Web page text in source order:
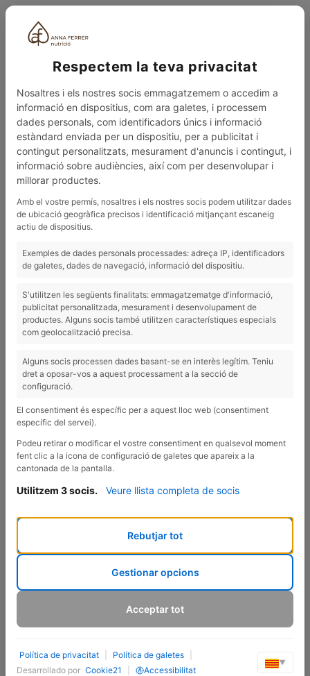
CAT
MENÚ 0
19/09/2025
M'engreixarà menjar fruits secs?
Comença la temporada de fruits secs! 👏🏻 Un dels ingredients
de la tardor que es poden conservar i menjar tot l'any. Ens
💪🏼 Energia
🌰 Greixos saludables
🧠 Proteïna vegetal
🚾 Fibra
😋 I el seu regust de tardor!
Però s'han de consumir torrats o crus? Quina quantitat n'has de
menjar? Et desvetllo alguns secrets en aquest vídeo... 🔝
Respectem la teva privacitat
Nosaltres i els nostres socis emmagatzemem o accedim a
informació en dispositius, com ara galetes, i processem
dades personals, com identificadors únics i informació
estàndard enviada per un dispositiu, per a publicitat i
contingut personalitzats, mesurament d'anuncis i contingut, i
informació sobre audiències, així com per desenvolupar i
millorar productes.
Amb el vostre permís, nosaltres i els nostres socis podem utilitzar dades
de ubicació geogràfica precisos i identificació mitjançant escaneig
actiu de dispositius.
Exemples de dades personals processades: adreça IP, identificadors
de galetes, dades de navegació, informació del dispositiu.
S'utilitzen les següents finalitats: emmagatzematge d'informació,
publicitat personalitzada, mesurament i desenvolupament de
productes. Alguns socis també utilitzen característiques especials
com geolocalització precisa.
Alguns socis processen dades basant-se en interès legítim. Teniu
dret a oposar-vos a aquest processament a la secció de
configuració.
El consentiment és específic per a aquest lloc web (consentiment
específic del servei).
Podeu retirar o modificar el vostre consentiment en qualsevol moment
fent clic a la icona de configuració de galetes que apareix a la
cantonada de la pantalla.
Utilitzem 3 socis. Veure llista completa de socis
Rebutjar tot
Gestionar opcions
Acceptar tot
Política de privacitat Política de galetes
Desarrollado por Cookie21 Accessibilitat
▼